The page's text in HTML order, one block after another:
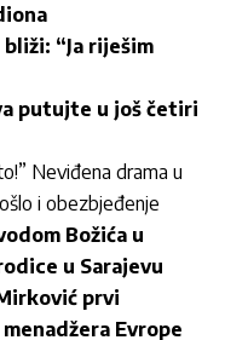
“Ja riješim
putujte u još četiri
Neviđena drama u
i obezbjeđenje
Božića u
u Sarajevu
prvi
Evrope